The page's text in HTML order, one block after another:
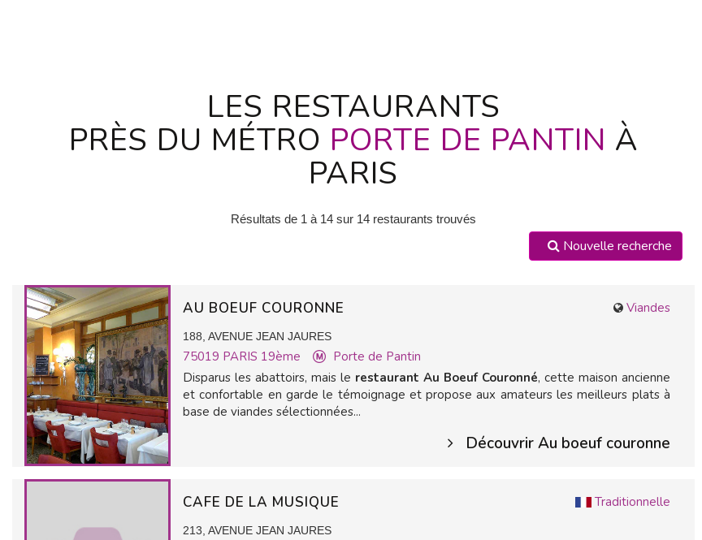
LES RESTAURANTS
PRÈS DU MÉTRO PORTE DE PANTIN À
PARIS
Résultats de 1 à 14 sur 14 restaurants trouvés
Nouvelle recherche
Viandes
AU BOEUF COURONNE
188, AVENUE JEAN JAURES
75019 PARIS 19ème
Porte de Pantin
Disparus les abattoirs, mais le restaurant Au Boeuf Couronné, cette maison ancienne
et confortable en garde le témoignage et propose aux amateurs les meilleurs plats à
base de viandes sélectionnées...
Découvrir Au boeuf couronne
Traditionnelle
CAFE DE LA MUSIQUE
213, AVENUE JEAN JAURES